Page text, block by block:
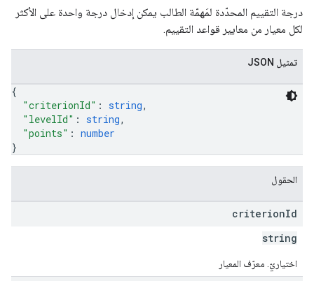
درجة التقييم المحدّدة لمَهمّة الطالب يمكن إدخال درجة واحدة على الأكثر
لكل معيار من معايير قواعد التقييم.
تمثيل JSON
{
"criterionId" : string,
"levelId" : string,
"points" : number
}
الحقول
criterionId
string
اختياريّ. معرّف المعيار